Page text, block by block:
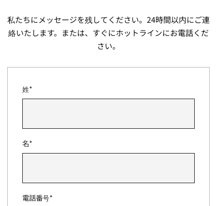
私たちにメッセージを残してください。24時間以内にご連
絡いたします。または、すぐにホットラインにお電話くだ
さい。
姓*
名*
電話番号*